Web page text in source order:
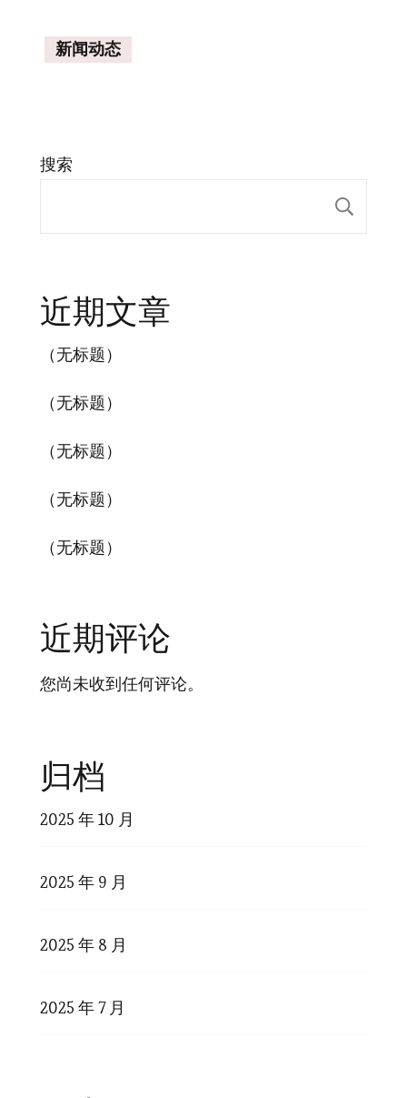
新闻动态
搜索
近期文章
（无标题）
（无标题）
（无标题）
（无标题）
（无标题）
近期评论
您尚未收到任何评论。
归档
2025 年 10 月
2025 年 9 月
2025 年 8 月
2025 年 7 月